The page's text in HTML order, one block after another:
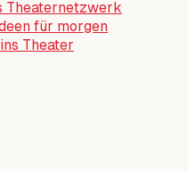
Theaternetzwerk
für morgen
Theater